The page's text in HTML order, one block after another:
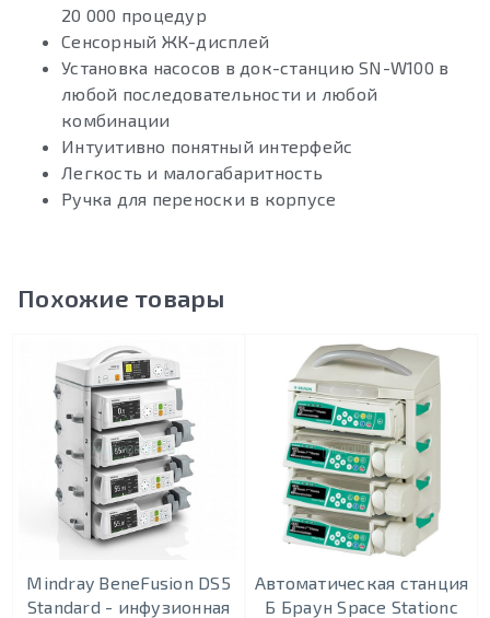
20 000 процедур
Сенсорный ЖК-дисплей
Установка насосов в док-станцию SN-W100 в
любой последовательности и любой
комбинации
Интуитивно понятный интерфейс
Легкость и малогабаритность
Ручка для переноски в корпусе
Похожие товары
Mindray BeneFusion DS5
Standard - инфузионная
Автоматическая станция
Б Браун Space Stationс